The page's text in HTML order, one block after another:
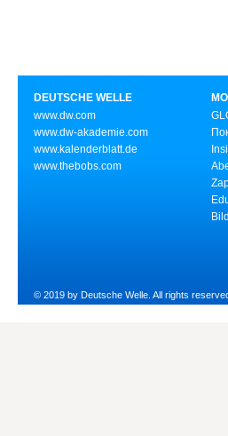
DEUTSCHE WELLE
www.dw.com
www.dw-akademie.com
www.kalenderblatt.de
www.thebobs.com
© 2019 by Deutsche Welle. All rights